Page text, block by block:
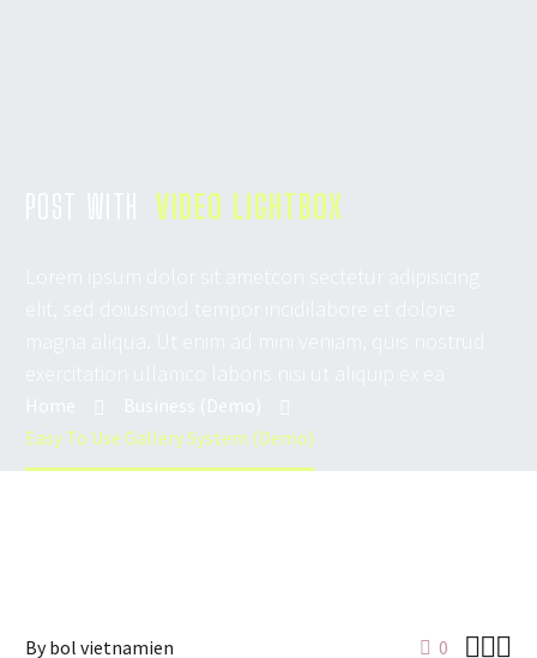
VIDEO LIGHTBOX
Easy To Use Gallery System (Demo)
0 
By bol vietnamien